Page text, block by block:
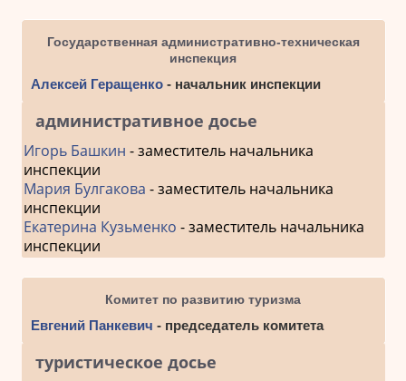
Государственная административно-техническая
инспекция
Алексей Геращенко- начальник инспекции
административное досье
Игорь Башкин - заместитель начальника
инспекции
Мария Булгакова - заместитель начальника
инспекции
Екатерина Кузьменко - заместитель начальника
инспекции
Комитет по развитию туризма
Евгений Панкевич - председатель комитета
туристическое досье